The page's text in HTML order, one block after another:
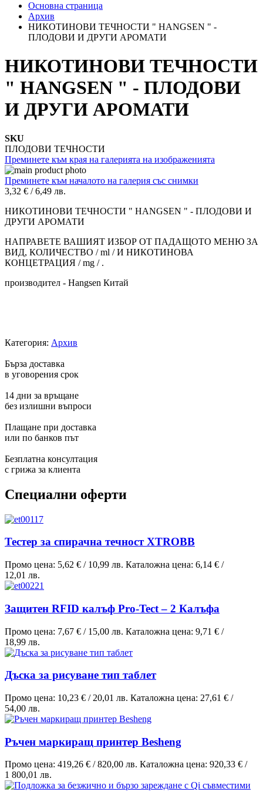
Основна страница
Архив
НИКОТИНОВИ ТЕЧНОСТИ " HANGSEN " -
ПЛОДОВИ И ДРУГИ АРОМАТИ
НИКОТИНОВИ ТЕЧНОСТИ
" HANGSEN " - ПЛОДОВИ
И ДРУГИ АРОМАТИ
SKU
ПЛОДОВИ ТЕЧНОСТИ
Преминете към края на галерията на изображенията
Преминете към началото на галерия със снимки
3,32 € /6,49 лв.
НИКОТИНОВИ ТЕЧНОСТИ " HANGSEN " - ПЛОДОВИ И
ДРУГИ АРОМАТИ
НАПРАВЕТЕ ВАШИЯТ ИЗБОР ОТ ПАДАЩОТО МЕНЮ ЗА
ВИД, КОЛИЧЕСТВО / ml / И НИКОТИНОВА
КОНЦЕТРАЦИЯ / mg / .
производител - Hangsen Китай
Категория: Архив
Бърза доставка
в уговорения срок
14 дни за връщане
без излишни въпроси
Плащане при доставка
или по банков път
Безплатна консултация
с грижа за клиента
Специални оферти
Тестер за спирачна течност XTROBB
Промо цена: 5,62 € / 10,99 лв. Каталожна цена: 6,14 € /
12,01 лв.
Защитен RFID калъф Pro-Tect – 2 Калъфа
Промо цена: 7,67 € / 15,00 лв. Каталожна цена: 9,71 € /
18,99 лв.
Дъска за рисуване тип таблет
Промо цена: 10,23 € / 20,01 лв. Каталожна цена: 27,61 € /
54,00 лв.
Ръчен маркиращ принтер Besheng
Промо цена: 419,26 € /820,00 лв. Каталожна цена: 920,33 € /
1 800,01 лв.